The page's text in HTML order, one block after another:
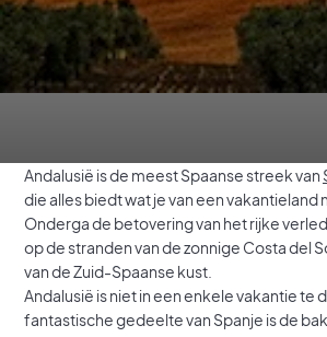
Andalusië is de meest Spaanse streek van
die alles biedt wat je van een vakantieland
Onderga de betovering van het rijke
op de stranden van de zonnige Costa del
van de Zuid-Spaanse kust.
Andalusië is niet in een enkele vakantie te
fantastische gedeelte van Spanje is de